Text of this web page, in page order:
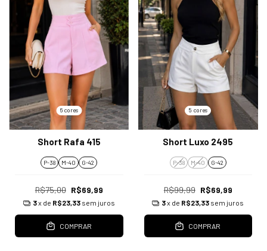
6 cores
Short Rafa 415
P-38 M-40 G-42
R$75,00 R$69,99
3x de R$23,33 sem juros
COMPRAR
5 cores
Short Luxo 2495
P-38 M-40 G-42
R$99,99 R$69,99
3x de R$23,33 sem juros
COMPRAR